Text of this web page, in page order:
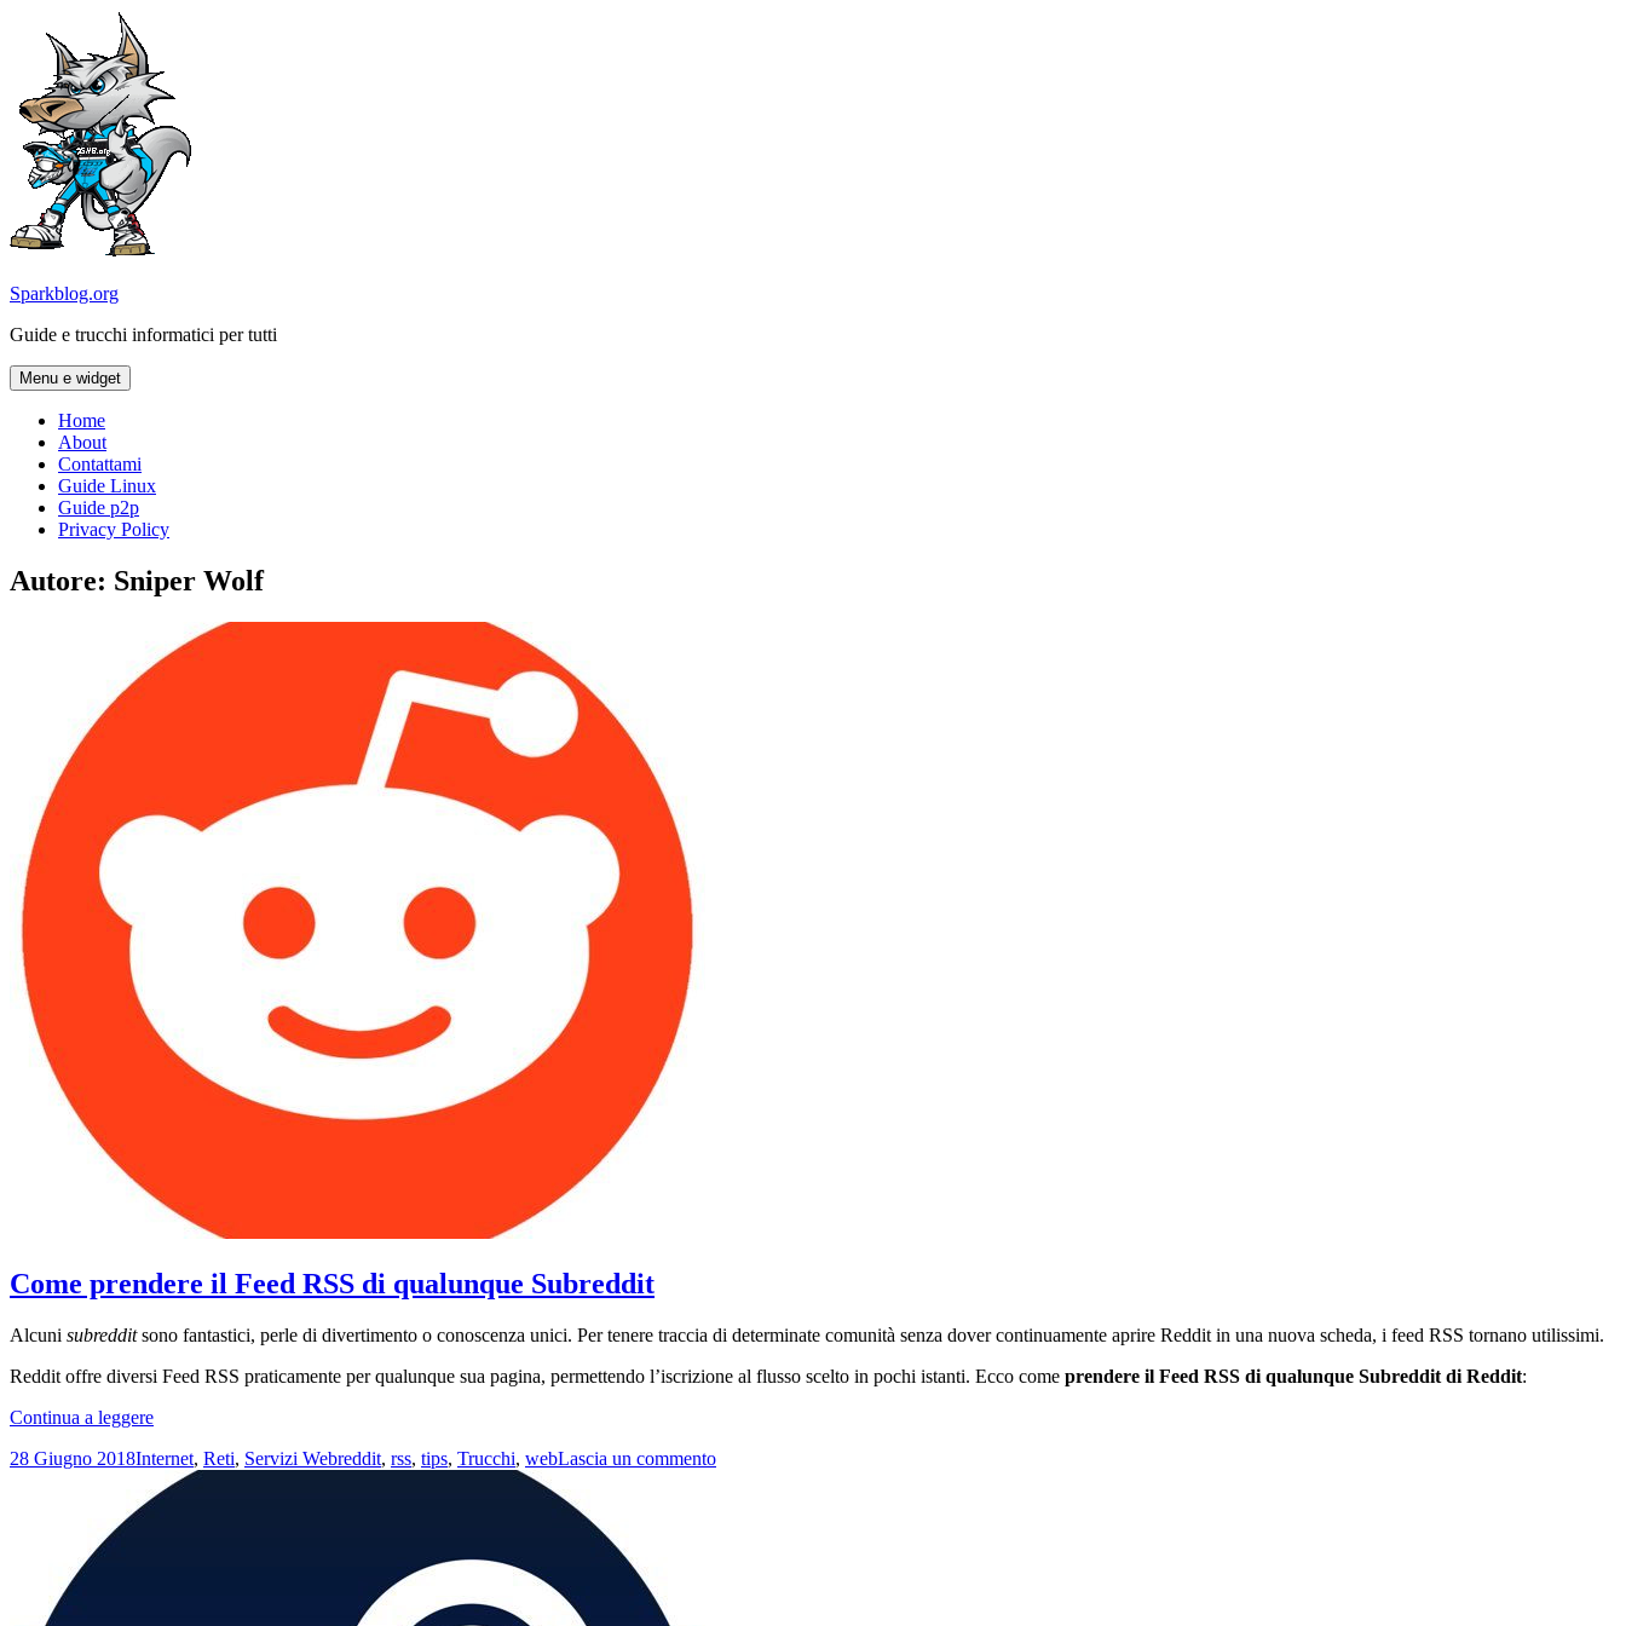
contenuto
Sparkblog.org
Guide e trucchi informatici per tutti
Menu e widget
Home
About
Contattami
Guide Linux
Guide p2p
Privacy Policy
Autore: Sniper Wolf
Come prendere il Feed RSS di qualunque Subreddit
Alcuni subredditsono fantastici, perle di divertimento o conoscenza unici. Per tenere traccia di determinate comunità senza dover continuamente aprire Reddit in una nuova scheda, i feed RSS tornano utilissimi.
Reddit offre diversi Feed RSS praticamente per qualunque sua pagina, permettendo l’iscrizione al flusso scelto in pochi istanti. Ecco come prendere il Feed RSS di qualunque Subreddit di Reddit:
Continua a leggereCome
il
Feed
RSS
Scritto
28 Giugno 2018Categorie
Internet, Reti, Servizi WebTag
reddit, rss, tips, Trucchi, webLascia un commentosu